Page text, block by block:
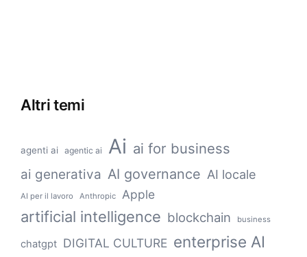
Altri temi
agenti ai agentic ai Ai ai for business
ai generativa AI governance AI locale
AI per il lavoro Anthropic Apple
artificial intelligence blockchain business
chatgpt DIGITAL CULTURE enterprise AI